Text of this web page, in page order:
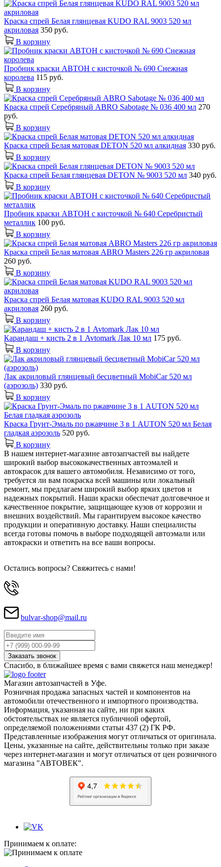
Краска спрей Белая глянцевая KUDO RAL 9003 520 мл
акриловая 350 руб.
В корзину
Пробник краски АВТОН с кисточкой № 690 Снежная
королева 115 руб.
В корзину
Краска спрей Серебряный ABRO Sabotage № 036 400 мл 270
руб.
В корзину
Краска спрей Белая матовая DETON 520 мл алкидная 330 руб.
В корзину
Краска спрей Белая глянцевая DETON № 9003 520 мл 340 руб.
В корзину
Пробник краски АВТОН с кисточкой № 640 Серебристый
металлик 100 руб.
В корзину
Краска спрей Белая матовая ABRO Masters 226 гр акриловая
260 руб.
В корзину
Краска спрей Белая матовая KUDO RAL 9003 520 мл
акриловая 260 руб.
В корзину
Карандаш + кисть 2 в 1 Avtomark Лак 10 мл 175 руб.
В корзину
Лак акриловый глянцевый бесцветный MobiCar 520 мл
(аэрозоль) 330 руб.
В корзину
Краска Грунт-Эмаль по ржавчине 3 в 1 AUTON 520 мл Белая
гладкая аэрозоль 520 руб.
В корзину
В нашем интернет-магазине автозапчастей вы найдете
широкий выбор высококачественных автоэмалей и
автокрасок для вашего автомобиля. Независимо от того,
требуется ли вам покраска всей машины или локальный
ремонт, мы предлагаем широкий выбор ярких цветов и
надежных покрытий. Наши краски обеспечат долговечное и
качественное покрытие, защищающее кузов от коррозии и
внешних воздействий. Мы гарантируем высокое качество
продукции и оперативную доставку. Наши специалисты
всегда готовы помочь в выборе подходящей автоэмали или
автокраски и ответить на все ваши вопросы.
Остались вопросы? Свяжитесь с нами!
bulvar-shop@mail.ru
Спасибо, в ближайшее время с вами свяжется наш менеджер!
Магазин автозапчастей в Уфе.
Розничная продажа запасных частей и компонентов на
автомобили отечественного и импортного производства.
Информация, указанная на сайте, ни при каких
обстоятельствах не является публичной офертой,
определяемой положениями статьи 437 (2) ГК РФ.
Представленные изображения могут отличаться от оригинала.
Цены, указанные на сайте, действительны только при заказе
через интернет-магазин и могут отличаться от цен розничного
магазина "АВТОВЕК".
Принимаем к оплате: